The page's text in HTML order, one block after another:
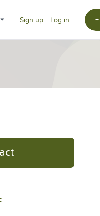
Sign up Log in